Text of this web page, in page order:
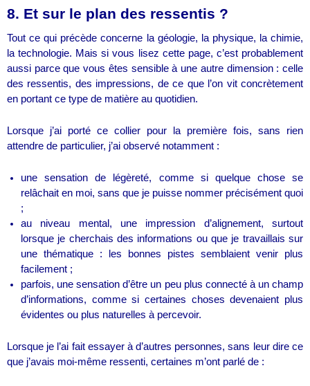
8. Et sur le plan des ressentis ?
Tout ce qui précède concerne la géologie, la physique, la chimie,
la technologie. Mais si vous lisez cette page, c’est probablement
aussi parce que vous êtes sensible à une autre dimension : celle
des ressentis, des impressions, de ce que l’on vit concrètement
en portant ce type de matière au quotidien.
Lorsque j’ai porté ce collier pour la première fois, sans rien
attendre de particulier, j’ai observé notamment :
une sensation de légèreté, comme si quelque chose se
relâchait en moi, sans que je puisse nommer précisément quoi
;
au niveau mental, une impression d’alignement, surtout
lorsque je cherchais des informations ou que je travaillais sur
une thématique : les bonnes pistes semblaient venir plus
facilement ;
parfois, une sensation d’être un peu plus connecté à un champ
d’informations, comme si certaines choses devenaient plus
évidentes ou plus naturelles à percevoir.
Lorsque je l’ai fait essayer à d’autres personnes, sans leur dire ce
que j’avais moi-même ressenti, certaines m’ont parlé de :